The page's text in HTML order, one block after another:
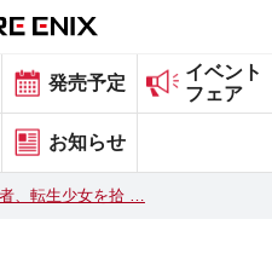
メニュー
発売予定
イベント
フェア
お知らせ
、転生少女を拾 …